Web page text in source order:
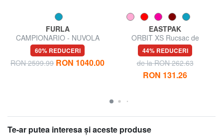
FURLA
CAMPIONARIO - NUVOLA
Geantă de umăr
60% REDUCERI
RON 2599.99 RON 1040.00
EASTPAK
ORBIT XS Rucsac de
dimensiuni mici
44% REDUCERI
de la RON 262.63
RON 131.26
Te-ar putea interesa şi aceste produse